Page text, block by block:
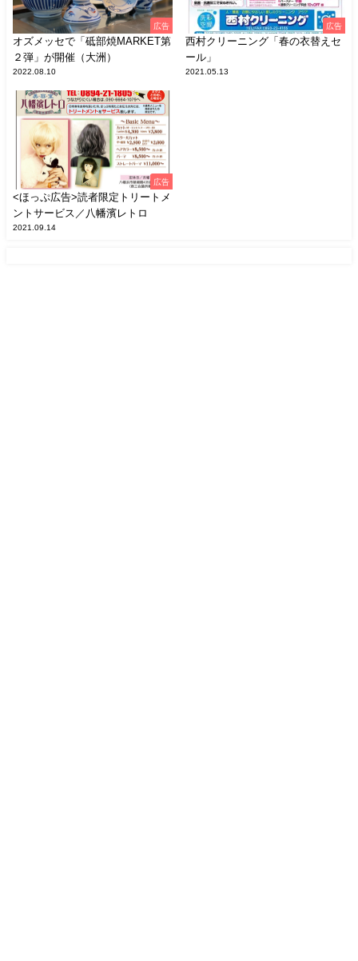
広告
オズメッセで「砥部焼MARKET第
２弾」が開催（大洲）
2022.08.10
広告
西村クリーニング「春の衣替えセ
ール」
2021.05.13
広告
<ほっぷ広告>読者限定トリートメ
ントサービス／八幡濱レトロ
2021.09.14